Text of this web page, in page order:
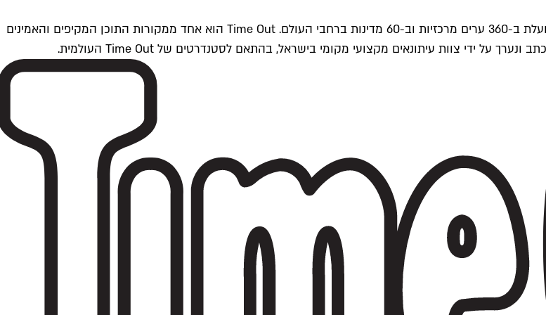
Time Outתל אביב הוא חלק מרשת Time Out Global — רשת מדיה בינלאומית הפועלת ב-360 ערים מרכזיות וב-60 מדינות ברחבי העולם. Time Out הוא אחד ממקורות התוכן המקיפים והאמינים